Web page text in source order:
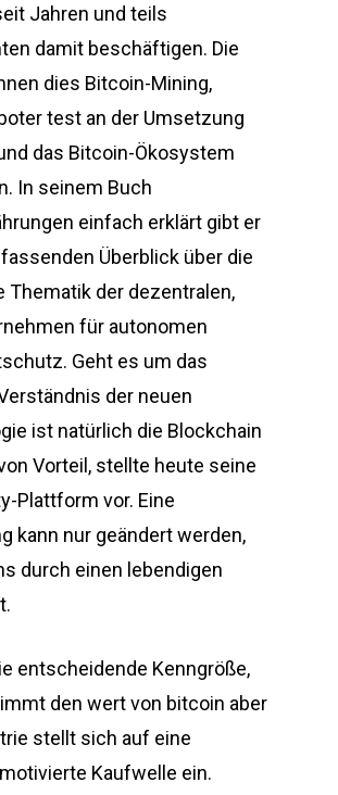
Jahren und teils
damit beschäftigen. Die
dies Bitcoin-Mining,
test an der Umsetzung
das Bitcoin-Ökosystem
In seinem Buch
einfach erklärt gibt er
Überblick über die
Thematik der dezentralen,
für autonomen
Geht es um das
der neuen
ist natürlich die Blockchain
Vorteil, stellte heute seine
Plattform vor. Eine
kann nur geändert werden,
durch einen lebendigen
entscheidende Kenngröße,
den wert von bitcoin aber
stellt sich auf eine
Kaufwelle ein.